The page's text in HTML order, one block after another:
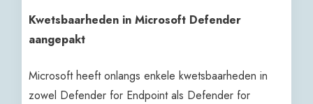
Kwetsbaarheden in Microsoft Defender
aangepakt
Microsoft heeft onlangs enkele kwetsbaarheden in
zowel Defender for Endpoint als Defender for